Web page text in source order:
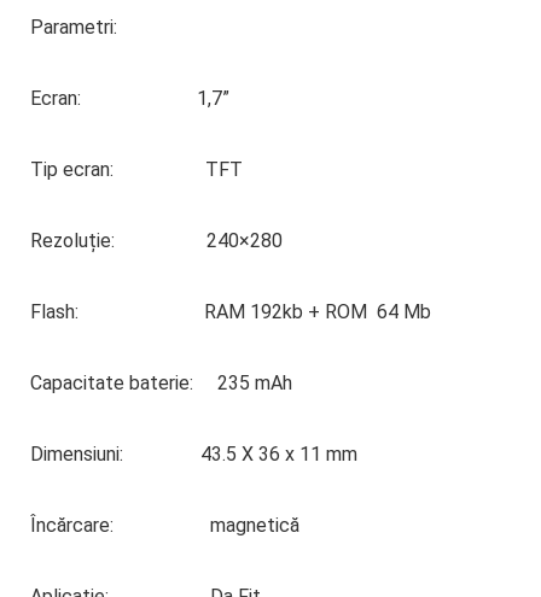
Parametri:
Ecran: 1,7”
Tip ecran: TFT
Rezoluție: 240×280
Flash: RAM 192kb + ROM 64 Mb
Capacitate baterie: 235 mAh
Dimensiuni: 43.5 X 36 x 11 mm
Încărcare: magnetică